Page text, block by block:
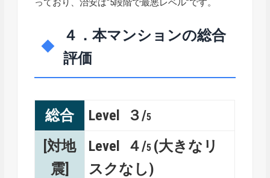
っており、治安は“5段階で最悪レベル”です。
４．本マンションの総合
評価
総合 Level ３/5
[対地
震]
Level ４/5 (大きなリ
スクなし)